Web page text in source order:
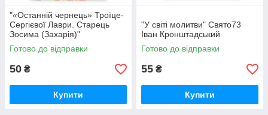
"«Останній чернець» Троїце-
Сергієвої Лаври. Старець
Зосима (Захарія)"
Готово до відправки
50 ₴
Купити
"У світі молитви" Свято73
Іван Кронштадський
Готово до відправки
55 ₴
Купити